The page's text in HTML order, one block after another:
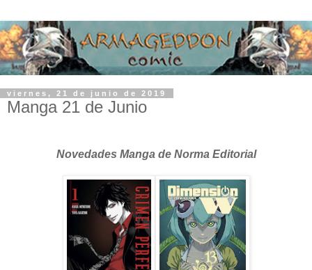
viernes, 21 de junio de 2019
Manga 21 de Junio
Novedades Manga de Norma Editorial